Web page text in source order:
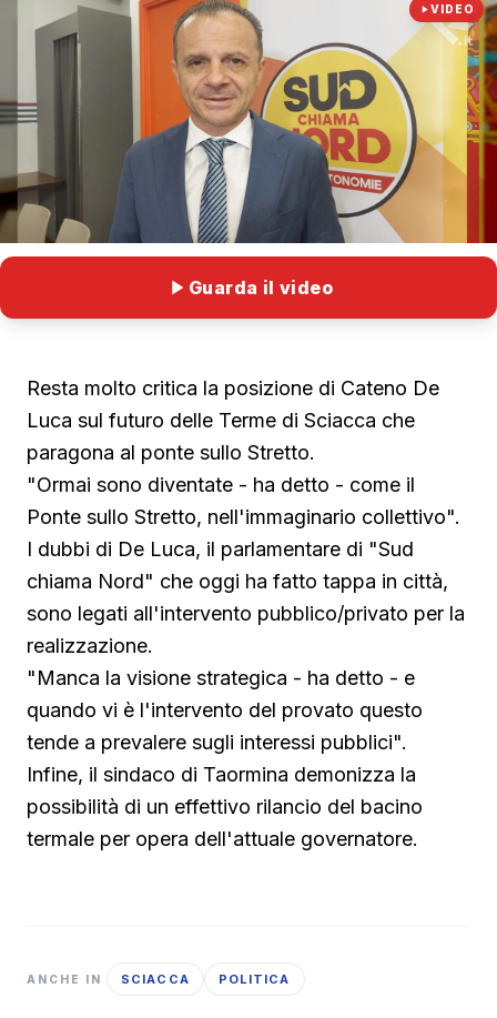
VIDEO
Guarda il video
Resta molto critica la posizione di Cateno De
Luca sul futuro delle Terme di Sciacca che
paragona al ponte sullo Stretto.
"Ormai sono diventate - ha detto - come il
Ponte sullo Stretto, nell'immaginario collettivo".
I dubbi di De Luca, il parlamentare di "Sud
chiama Nord" che oggi ha fatto tappa in città,
sono legati all'intervento pubblico/privato per la
realizzazione.
"Manca la visione strategica - ha detto - e
quando vi è l'intervento del provato questo
tende a prevalere sugli interessi pubblici".
Infine, il sindaco di Taormina demonizza la
possibilità di un effettivo rilancio del bacino
termale per opera dell'attuale governatore.
ANCHE IN SCIACCA POLITICA